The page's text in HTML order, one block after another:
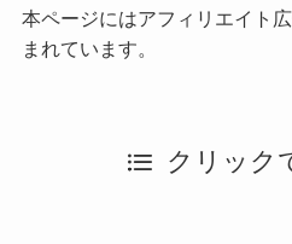
本ページにはアフィリエイト
まれています。
クリック